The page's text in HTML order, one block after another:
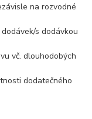
na rozvodné
s dodávkou
vč. dlouhodobých
dodatečného